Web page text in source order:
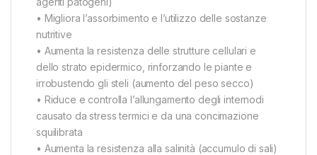
• Migliora l’assorbimento e l’utilizzo delle sostanze
nutritive
• Aumenta la resistenza delle strutture cellulari e
dello strato epidermico, rinforzando le piante e
irrobustendo gli steli (aumento del peso secco)
• Riduce e controlla l’allungamento degli internodi
causato da stress termici e da una concimazione
squilibrata
• Aumenta la resistenza alla salinità (accumulo di sali)